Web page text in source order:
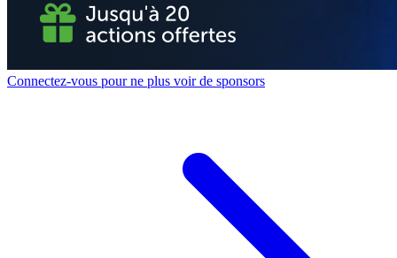
Connectez-vous pour ne plus voir de sponsors